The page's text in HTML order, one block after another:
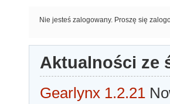
Nie jesteś zalogowany. Proszę się
Aktualności ze
Gearlynx 1.2.21